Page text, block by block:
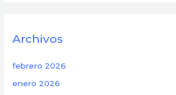
Archivos
febrero 2026
enero 2026